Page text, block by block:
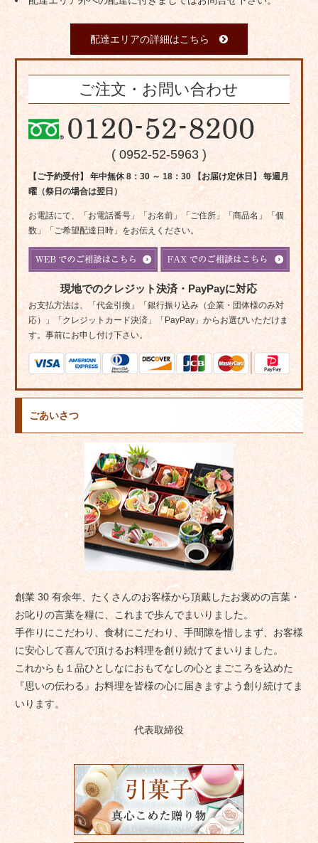
配達エリアの詳細はこちら
ご注文・お問い合わせ
( 0952-52-5963 )
【ご予約受付】 年中無休 8：30 ～ 18：30 【お届け定休日】 毎週月
曜（祭日の場合は翌日）
お電話にて、「お電話番号」「お名前」「ご住所」「商品名」「個
数」「ご希望配達日時」をお伝えください。
現地でのクレジット決済・PayPayに対応
お支払方法は、「代金引換」「銀行振り込み（企業・団体様のみ対
応）」「クレジットカード決済」「PayPay」からお選びいただけま
す。事前にお申し付け下さい。
ごあいさつ
創業 30 有余年、たくさんのお客様から頂戴したお褒めの言葉・
お叱りの言葉を糧に、これまで歩んでまいりました。
手作りにこだわり、食材にこだわり、手間隙を惜しまず、お客様
に安心して喜んで頂けるお料理を創り続けてまいりました。
これからも１品ひとしなにおもてなしの心とまごころを込めた
『思いの伝わる』お料理を皆様の心に届きますよう創り続けてま
いります。
代表取締役